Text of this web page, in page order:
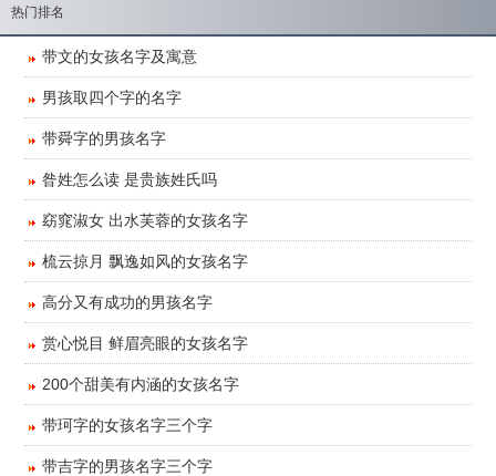
热门排名
​带文的女孩名字及寓意
​男孩取四个字的名字
​带舜字的男孩名字
​昝姓怎么读 是贵族姓氏吗
​窈窕淑女 出水芙蓉的女孩名字
​梳云掠月 飘逸如风的女孩名字
​高分又有成功的男孩名字
​赏心悦目 鲜眉亮眼的女孩名字
​200个甜美有内涵的女孩名字
​带珂字的女孩名字三个字
​带吉字的男孩名字三个字